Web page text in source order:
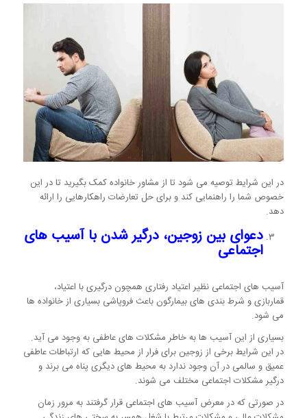
در این شرایط توصیه می شود تا از مشاور خانواده کمک بگیرید تا در این
خصوص شما را راهنمایی کند و برای حل تعارضات راهکارهایی را ارائه
دهد.
دعوای بین زوجین، درگیر شدن با آسیب های
اجتماعی
آسیب های اجتماعی نظیر اعتیاد رفتاری همچون درگیری با اعتیاد،
قماربازی و شرط بندی های بیمارگون باعث فروپاشی بسیاری از خانواده ها
می شود.
بسیاری از این آسیب ها به خاطر مشکلات های عاطفی به وجود می آید.
در این شرایط برخی از زوجین برای فرار از محیط هایی که ارتباطات عاطفی
عمیق و سالمی در آن وجود ندارد به محیط های دیگری پناه می برند و
درگیر مشکلات اجتماعی مختلف می شوند.
در صورتی که در معرض آسیب های اجتماعی قرار گرفتند به مرور زمان